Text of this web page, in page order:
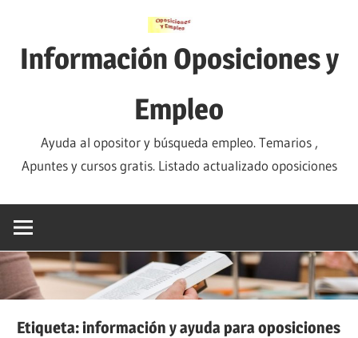
contenido
Información Oposiciones y
Empleo
Ayuda al opositor y búsqueda empleo. Temarios ,
Apuntes y cursos gratis. Listado actualizado oposiciones
Etiqueta:información y ayuda para oposiciones